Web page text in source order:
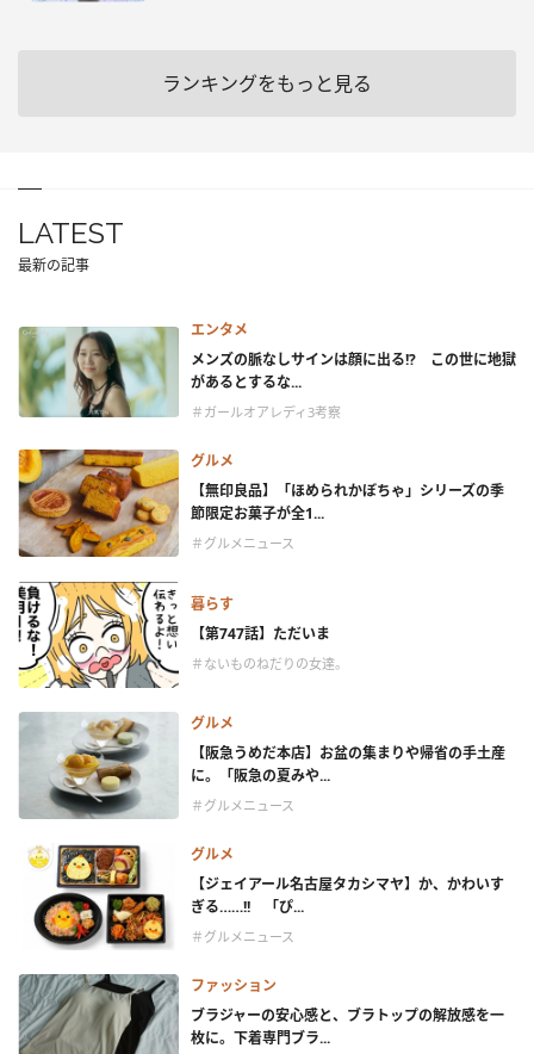
ランキングをもっと見る
LATEST
最新の記事
エンタメ
メンズの脈なしサインは顔に出る!? この世に地獄
があるとするな...
＃ガールオアレディ3考察
グルメ
【無印良品】「ほめられかぼちゃ」シリーズの季
節限定お菓子が全1...
＃グルメニュース
暮らす
【第747話】ただいま
＃ないものねだりの女達。
グルメ
【阪急うめだ本店】お盆の集まりや帰省の手土産
に。「阪急の夏みや...
＃グルメニュース
グルメ
【ジェイアール名古屋タカシマヤ】か、かわいす
ぎる……!! 「ぴ...
＃グルメニュース
ファッション
ブラジャーの安心感と、ブラトップの解放感を一
枚に。下着専門ブラ...